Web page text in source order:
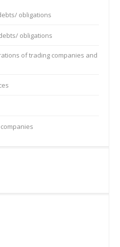
obligations
obligations
of trading companies and